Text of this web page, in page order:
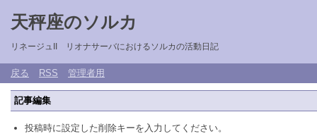
天秤座のソルカ
リネージュII リオナサーバにおけるソルカの活動日記
戻る RSS 管理者用
記事編集
投稿時に設定した削除キーを入力してください。